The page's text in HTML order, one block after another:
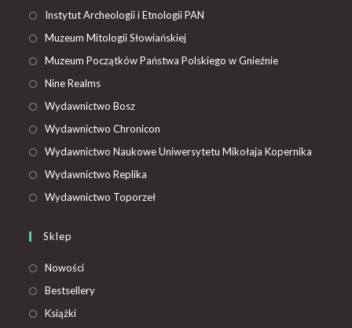
Instytut Archeologii i Etnologii PAN
Muzeum Mitologii Słowiańskiej
Muzeum Początków Państwa Polskiego w Gnieźnie
Nine Realms
Wydawnictwo Bosz
Wydawnictwo Chronicon
Wydawnictwo Naukowe Uniwersytetu Mikołaja Kopernika
Wydawnictwo Replika
Wydawnictwo Toporzeł
Sklep
Nowości
Bestsellery
Książki